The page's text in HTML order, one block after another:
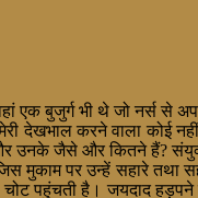
एक बुजुर्ग भी थे जो नर्स से
देखभाल करने वाला कोई
जैसे और कितने हैं? संयुक्त
मुकाम पर उन्हें सहारे
पहुंचती है। जयदाद